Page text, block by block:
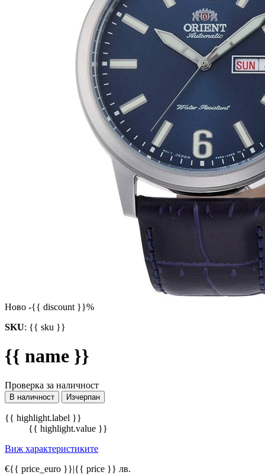
Ново -{{ discount }}%
SKU: {{ sku }}
{{ name }}
Проверка за наличност
В наличност Изчерпан
{{ highlight.label }}
{{ highlight.value }}
Виж характеристиките
€{{ price_euro }}|{{ price }} лв.